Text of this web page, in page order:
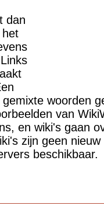
dan
het
woorden
van
en wiki's gaan
zijn geen
beschikbaar.